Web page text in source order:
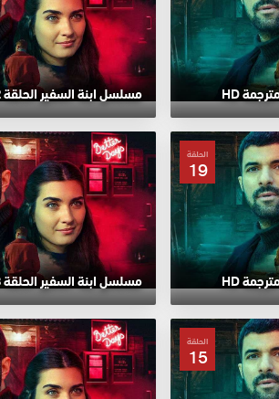
مسلسل ابنة السفير الحلقة 22 مترجمة HD
الحلقة
19
مسلسل ابنة السفير الحلقة 18 مترجمة HD
الحلقة
15